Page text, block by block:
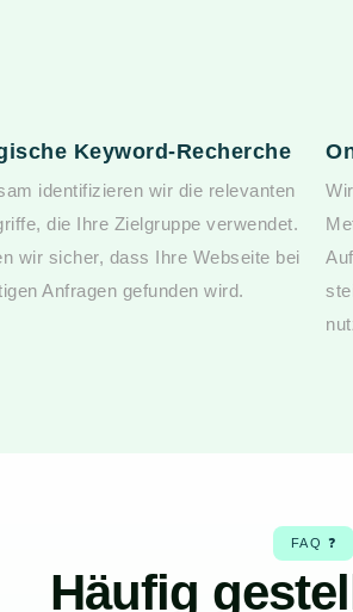
Keyword-Recherche
identifizieren wir die relevanten
die Ihre Zielgruppe verwendet.
wir sicher, dass Ihre Webseite bei
Anfragen gefunden wird.
FAQ ❓
Häufig